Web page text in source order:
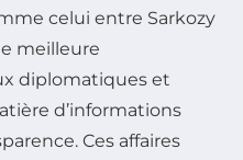
celui entre Sarkozy
meilleure
diplomatiques et
d’informations
Ces affaires